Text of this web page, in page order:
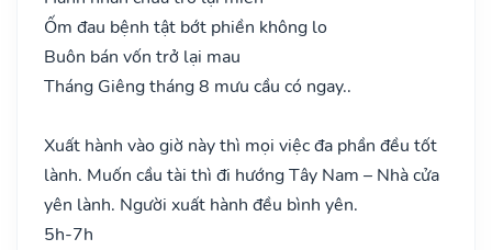
Ốm đau bệnh tật bớt phiền không lo
Buôn bán vốn trở lại mau
Tháng Giêng tháng 8 mưu cầu có ngay..
Xuất hành vào giờ này thì mọi việc đa phần đều tốt
lành. Muốn cầu tài thì đi hướng Tây Nam – Nhà cửa
yên lành. Người xuất hành đều bình yên.
5h-7h